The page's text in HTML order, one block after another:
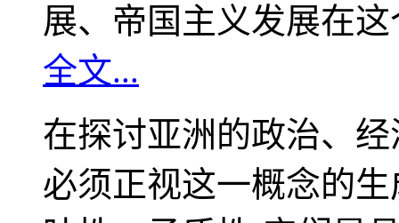
展、帝国主义发展在
全文...
在探讨亚洲的政治、
必须正视这一概念的